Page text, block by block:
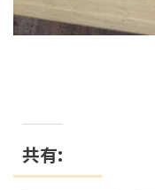
共有: